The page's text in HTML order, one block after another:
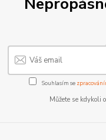
Souhlasím se
Můžete se